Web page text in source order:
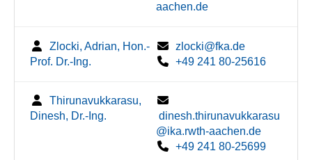
aachen.de
Zlocki, Adrian, Hon.-
Prof. Dr.-Ing.
zlocki@fka.de
+49 241 80-25616
Thirunavukkarasu,
Dinesh, Dr.-Ing.
dinesh.thirunavukkarasu
@ika.rwth-aachen.de
+49 241 80-25699